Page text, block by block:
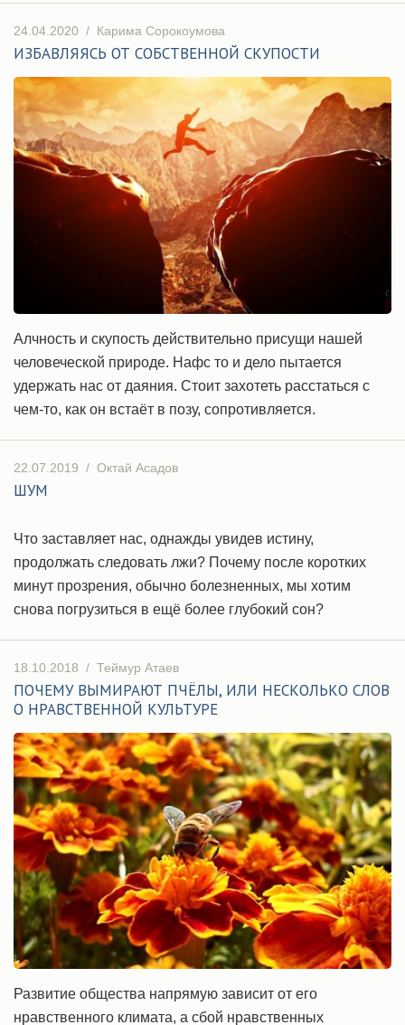
24.04.2020 / Карима Сорокоумова
ИЗБАВЛЯЯСЬ ОТ СОБСТВЕННОЙ СКУПОСТИ
Алчность и скупость действительно присущи нашей
человеческой природе. Нафс то и дело пытается
удержать нас от даяния. Стоит захотеть расстаться с
чем-то, как он встаёт в позу, сопротивляется.
22.07.2019 / Октай Асадов
ШУМ
Что заставляет нас, однажды увидев истину,
продолжать следовать лжи? Почему после коротких
минут прозрения, обычно болезненных, мы хотим
снова погрузиться в ещё более глубокий сон?
18.10.2018 / Теймур Атаев
ПОЧЕМУ ВЫМИРАЮТ ПЧЁЛЫ, ИЛИ НЕСКОЛЬКО СЛОВ
О НРАВСТВЕННОЙ КУЛЬТУРЕ
Развитие общества напрямую зависит от его
нравственного климата, а сбой нравственных